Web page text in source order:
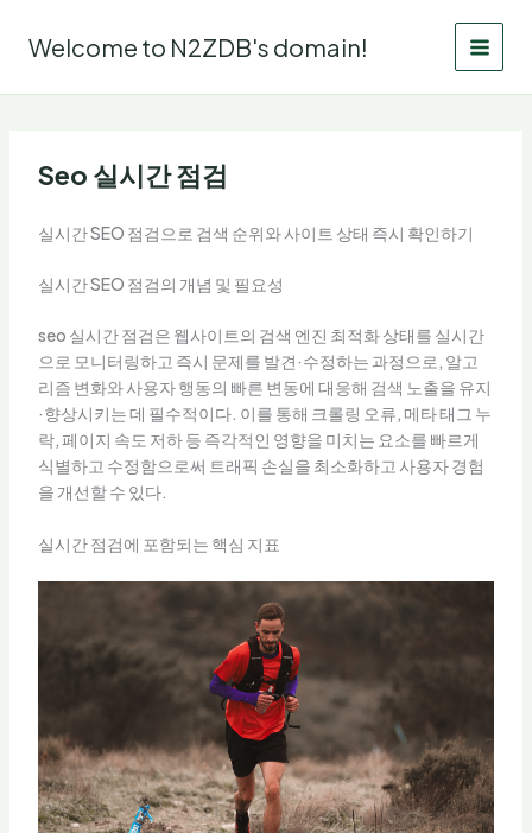
content
Welcome to N2ZDB's domain!
Seo 실시간 점검
실시간 SEO 점검으로 검색 순위와 사이트 상태 즉시 확인하기
실시간 SEO 점검의 개념 및 필요성
seo 실시간 점검은 웹사이트의 검색 엔진 최적화 상태를 실시간
으로 모니터링하고 즉시 문제를 발견·수정하는 과정으로, 알고
리즘 변화와 사용자 행동의 빠른 변동에 대응해 검색 노출을 유지
·향상시키는 데 필수적이다. 이를 통해 크롤링 오류, 메타 태그 누
락, 페이지 속도 저하 등 즉각적인 영향을 미치는 요소를 빠르게
식별하고 수정함으로써 트래픽 손실을 최소화하고 사용자 경험
을 개선할 수 있다.
실시간 점검에 포함되는 핵심 지표